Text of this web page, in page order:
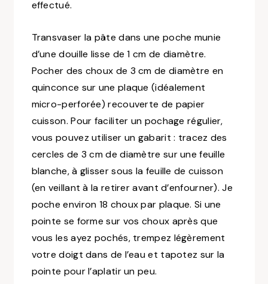
effectué.
Transvaser la pâte dans une poche munie
d’une douille lisse de 1 cm de diamètre.
Pocher des choux de 3 cm de diamètre en
quinconce sur une plaque(idéalement
micro-perforée)recouverte de papier
cuisson. Pour faciliter un pochage régulier,
vous pouvez utiliser un gabarit : tracez des
cercles de 3 cm de diamètre sur une feuille
blanche, à glisser sous la feuille de cuisson
(en veillant à la retirer avant d’enfourner). Je
poche environ 18 choux par plaque. Si une
pointe se forme sur vos choux après que
vous les ayez pochés, trempez légèrement
votre doigt dans de l’eau et tapotez sur la
pointe pour l’aplatir un peu.